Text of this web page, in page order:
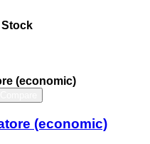
Stock
(economic)